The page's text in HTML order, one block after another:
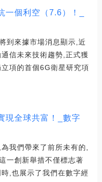
一個利空（7.6）！_
到來據市場消息顯示,近
信未來技術趨勢,正式獲
項的首個6G衛星研究項
現全球共富！_數字
我們帶來了前所未有的,
一創新舉措不僅標志著
,也展示了我們在數字經